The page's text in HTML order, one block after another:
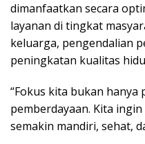
dimanfaatkan secara
layanan di tingkat
keluarga, pengendalian
peningkatan kualitas
“Fokus kita bukan hanya
pemberdayaan. Kita
semakin mandiri, sehat,